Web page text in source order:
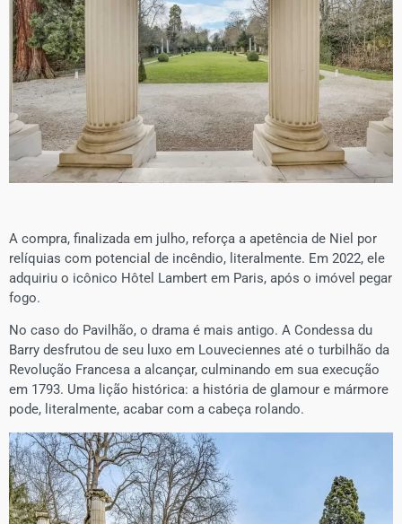
A compra, finalizada em julho, reforça a apetência de Niel por
relíquias com potencial de incêndio, literalmente. Em 2022, ele
adquiriu o icônico Hôtel Lambert em Paris, após o imóvel pegar
fogo.
​No caso do Pavilhão, o drama é mais antigo. A Condessa du
Barry desfrutou de seu luxo em Louveciennes até o turbilhão da
Revolução Francesa a alcançar, culminando em sua execução
em 1793. Uma lição histórica: a história de glamour e mármore
pode, literalmente, acabar com a cabeça rolando.